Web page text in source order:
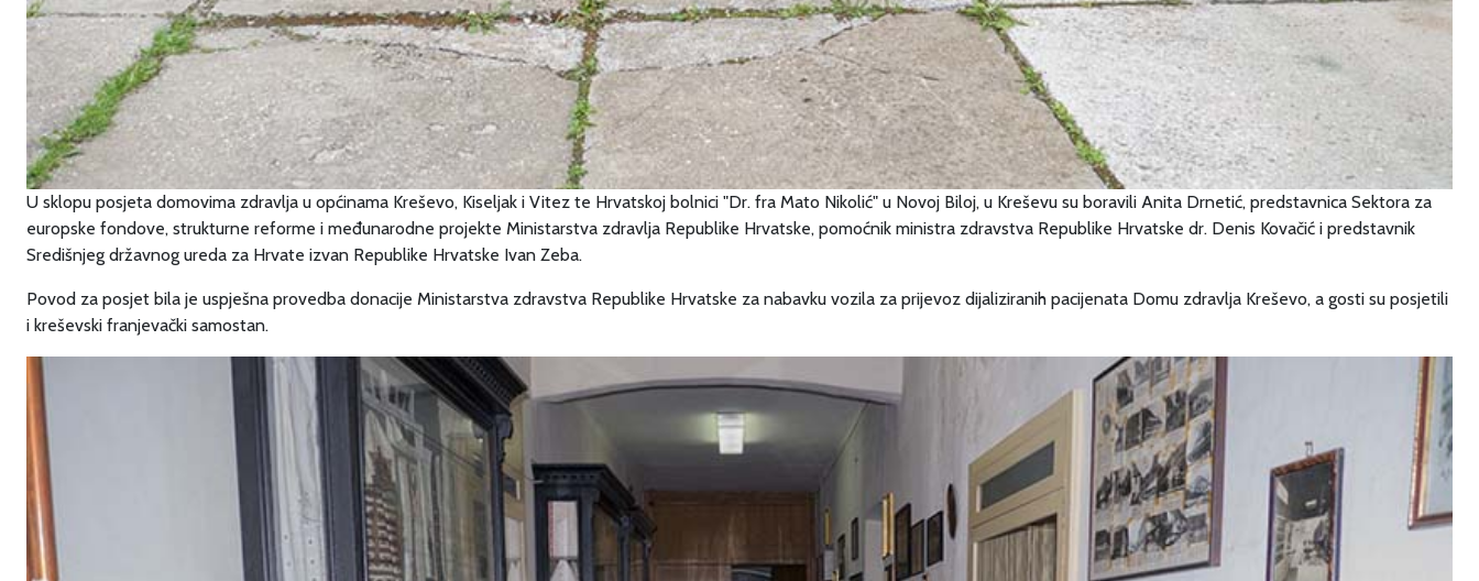
U sklopu posjeta domovima zdravlja u općinama Kreševo, Kiseljak i Vitez te Hrvatskoj bolnici "Dr. fra Mato Nikolić" u Novoj Biloj, u Kreševu su boravili Anita Drnetić, predstavnica Sektora za
europske fondove, strukturne reforme i međunarodne projekte Ministarstva zdravlja Republike Hrvatske, pomoćnik ministra zdravstva Republike Hrvatske dr. Denis Kovačić i predstavnik
Središnjeg državnog ureda za Hrvate izvan Republike Hrvatske Ivan Zeba.
Povod za posjet bila je uspješna provedba donacije Ministarstva zdravstva Republike Hrvatske za nabavku vozila za prijevoz dijaliziranih pacijenata Domu zdravlja Kreševo, a gosti su posjetili
i kreševski franjevački samostan.